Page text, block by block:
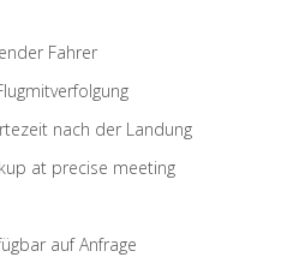
Fahrer
nach der Landung
at precise meeting
auf Anfrage